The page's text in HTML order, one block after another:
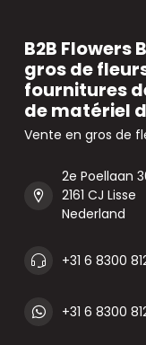
B2B Flowers
gros de
fournitures
de matériel
Vente en gros de
2e Poellaan
2161 CJ Lisse
Nederland
+31 6 8300
+31 6 8300